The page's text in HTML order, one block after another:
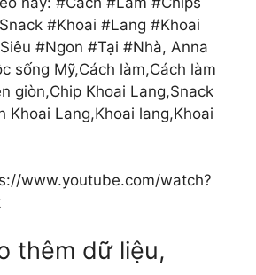
#Khoai #Lang #Khoai
#Ngon #Tại #Nhà, Anna
sống Mỹ,Cách làm,Cách làm
giòn,Chip Khoai Lang,Snack
Khoai Lang,Khoai lang,Khoai
www.youtube.com/watch?
thêm dữ liệu,